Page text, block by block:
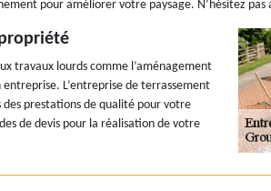
pour améliorer votre paysage. N’hésitez
travaux lourds comme l’aménagement
L’entreprise de terrassement
des prestations de qualité pour votre
de devis pour la réalisation de votre